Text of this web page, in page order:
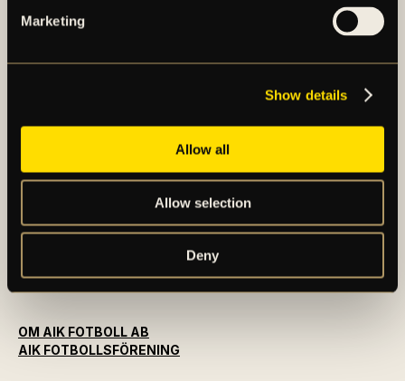
Marketing
Show details
Allow all
Allow selection
Deny
AIK – SEDAN 1891
AIK Fotboll AB bedriver AIK Fotbollsförenings
elitfotbollsverksamhet genom ett herrlag och ett
damlag. Herrlaget spelar i Allsvenskan och damlaget
noterat på NGM Nordic Growth Market Stockholm.
OM AIK FOTBOLL AB
AIK FOTBOLLSFÖRENING